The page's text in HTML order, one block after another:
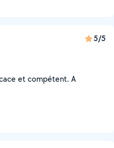
5/5
et compétent. A